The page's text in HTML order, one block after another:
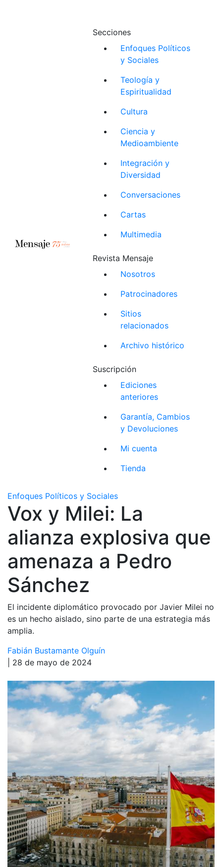
Secciones
Enfoques Políticos
y Sociales
Teología y
Espiritualidad
Cultura
Ciencia y
Medioambiente
Integración y
Diversidad
Conversaciones
Cartas
Multimedia
Revista Mensaje
Nosotros
Patrocinadores
Sitios
relacionados
Archivo histórico
Suscripción
Ediciones
anteriores
Garantía, Cambios
y Devoluciones
Mi cuenta
Tienda
Enfoques Políticos y Sociales
Vox y Milei: La
alianza explosiva que
amenaza a Pedro
Sánchez
El incidente diplomático provocado por Javier Milei no
es un hecho aislado, sino parte de una estrategia más
amplia.
Fabián Bustamante Olguín
| 28 de mayo de 2024